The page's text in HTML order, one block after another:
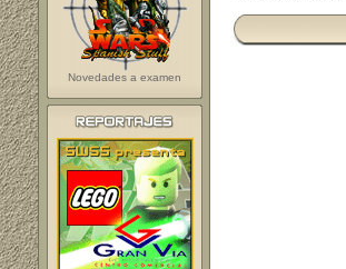
Novedades a examen